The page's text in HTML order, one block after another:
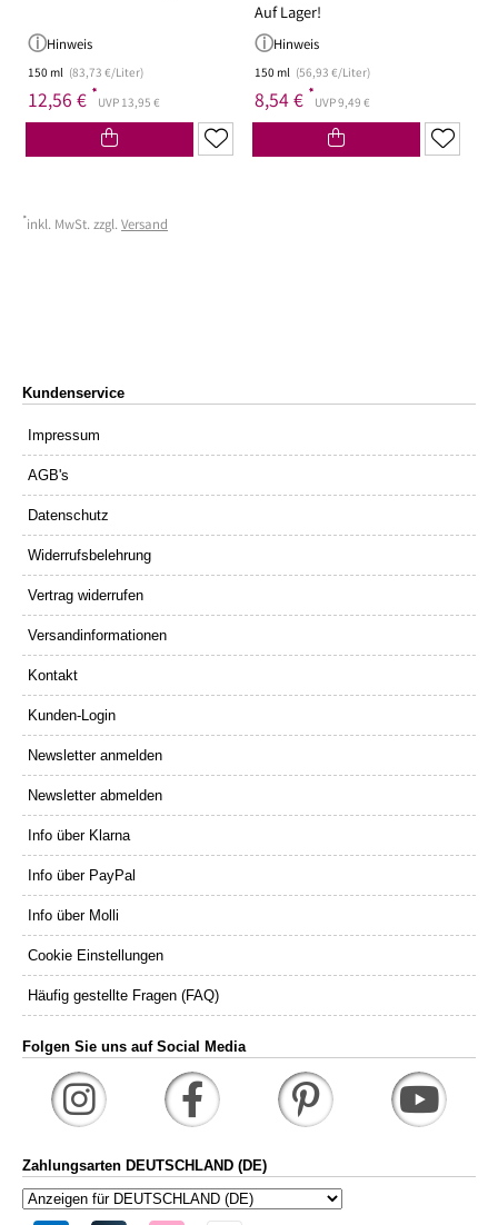
Hinweis
150 ml (83,73 €/Liter)
12,56 € *UVP 13,95 €
Auf Lager!
Hinweis
150 ml (56,93 €/Liter)
8,54 € *UVP 9,49 €
*inkl. MwSt. zzgl. Versand
Kundenservice
Impressum
AGB's
Datenschutz
Widerrufsbelehrung
Vertrag widerrufen
Versandinformationen
Kontakt
Kunden-Login
Newsletter anmelden
Newsletter abmelden
Info über Klarna
Info über PayPal
Info über Molli
Cookie Einstellungen
Häufig gestellte Fragen (FAQ)
Folgen Sie uns auf Social Media
Zahlungsarten DEUTSCHLAND (DE)